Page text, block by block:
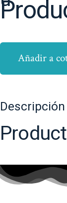
Añadir a
Descripción